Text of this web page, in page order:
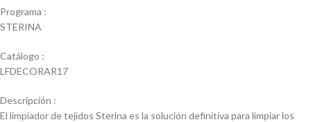
Programa :
STERINA
Catálogo :
LFDECORAR17
Descripción :
El limpiador de tejidos Sterina es la solución definitiva para limpiar los